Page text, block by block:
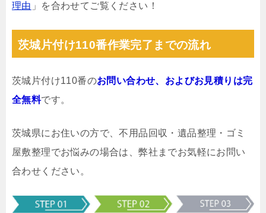
理由 」を合わせてご覧ください！
茨城片付け110番作業完了までの流れ
茨城片付け110番のお問い合わせ、およびお見積りは完
全無料です。
茨城県にお住いの方で、不用品回収・遺品整理・ゴミ
屋敷整理でお悩みの場合は、弊社までお気軽にお問い
合わせください。